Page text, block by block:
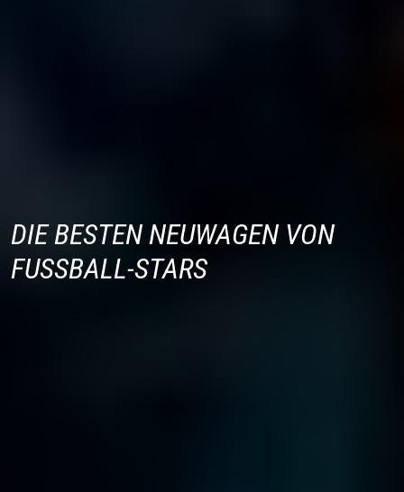
DIE BESTEN NEUWAGEN VON
FUSSBALL-STARS